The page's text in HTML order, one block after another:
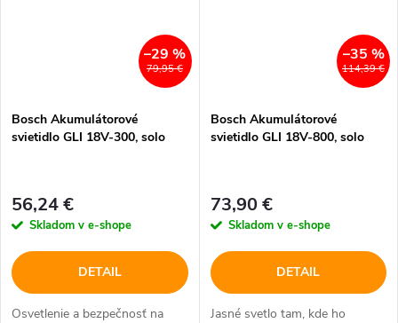
79,95 €
–29 %
Bosch Akumulátorové
svietidlo GLI 18V-300, solo
56,24 €
Skladom v e-shope
DETAIL
Osvetlenie a bezpečnosť na
114,39 €
–35 %
Bosch Akumulátorové
svietidlo GLI 18V-800, solo
73,90 €
Skladom v e-shope
DETAIL
Jasné svetlo tam, kde ho